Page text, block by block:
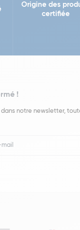
Origine des
certifiée
!
notre newsletter,